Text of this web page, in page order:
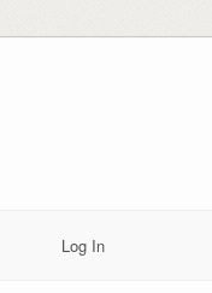
Log In